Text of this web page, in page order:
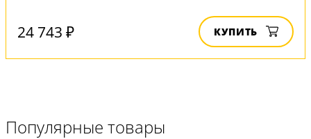
24 743 ₽ КУПИТЬ
Популярные товары